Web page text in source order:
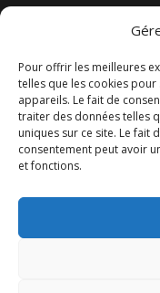
Pour offrir les meilleures
telles que les cookies
appareils. Le fait de
traiter des données telles
uniques sur ce site. Le fait
consentement peut avoir
et fonctions.